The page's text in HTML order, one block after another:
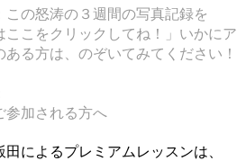
この怒涛の３週間の写真記録を
ここをクリックしてね！」いかに
ある方は、のぞいてみてください！
参加される方へ
田によるプレミアムレッスンは、